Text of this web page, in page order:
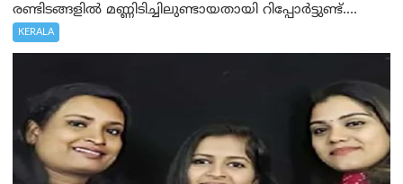
രണ്ടിടങ്ങളിൽ മണ്ണിടിച്ചിലുണ്ടായതായി റിപ്പോർട്ടുണ്ട്....
KERALA